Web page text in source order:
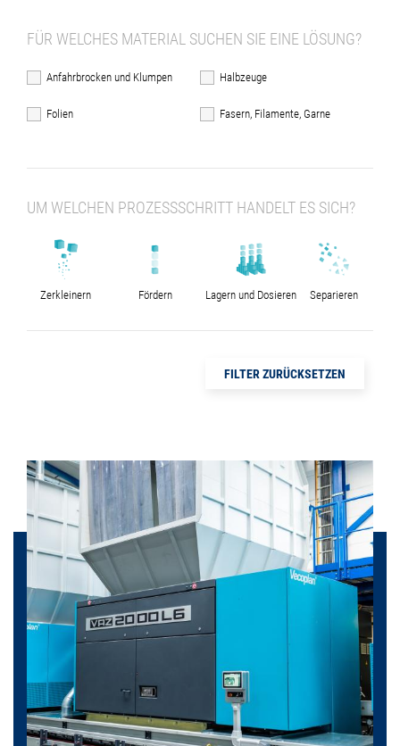
FÜR WELCHES MATERIAL SUCHEN SIE EINE LÖSUNG?
Anfahrbrocken und Klumpen Halbzeuge
Folien Fasern, Filamente, Garne
UM WELCHEN PROZESSSCHRITT HANDELT ES SICH?
Zerkleinern Fördern Lagern und Dosieren Separieren